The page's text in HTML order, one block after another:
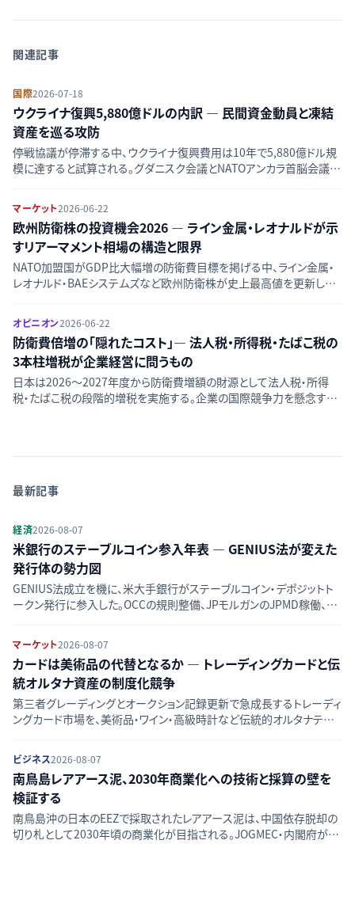
関連記事
国際2026-07-18
ウクライナ復興5,880億ドルの内訳 — 民間資金動員と凍結
資産を巡る攻防
停戦協議が停滞する中、ウクライナ復興費用は10年で5,880億ドル規
模に達すると試算される。グダニスク会議とNATOアンカラ首脳会議を
マーケット2026-06-22
欧州防衛株の投資機会2026 — ライン金属・レオナルドが示
すリアーマメント相場の構造と限界
NATO加盟国がGDP比大幅増の防衛費目標を掲げる中、ライン金属・
レオナルド・BAEシステムズなど欧州防衛株が史上最高値を更新し続
意点をデータで検証する。
オピニオン2026-06-22
防衛費倍増の「隠れたコスト」— 法人税・所得税・たばこ税の
3本柱増税が企業経営に問うもの
日本は2026〜2027年度から防衛費増額の財源として法人税・所得
税・たばこ税の段階的増税を実施する。企業の国際競争力を懸念する
最新記事
経済2026-08-07
米銀行のステーブルコイン参入年表 — GENIUS法が変えた
発行体の勢力図
GENIUS法成立を機に、米大手銀行がステーブルコイン・デポジットト
ークン発行に参入した。OCCの規則整備、JPモルガンのJPMD稼働、銀
マーケット2026-08-07
カードは美術品の代替となるか — トレーディングカードと伝
統オルタナ資産の制度化競争
第三者グレーディングとオークション記録更新で急成長するトレーディ
ングカード市場を、美術品・ワイン・高級時計など伝統的オルタナティブ
ビジネス2026-08-07
南鳥島レアアース泥、2030年商業化への技術と採算の壁を
検証する
南鳥島沖の日本のEEZで採取されたレアアース泥は、中国依存脱却の
切り札として2030年頃の商業化が目指される。JOGMEC・内閣府が進